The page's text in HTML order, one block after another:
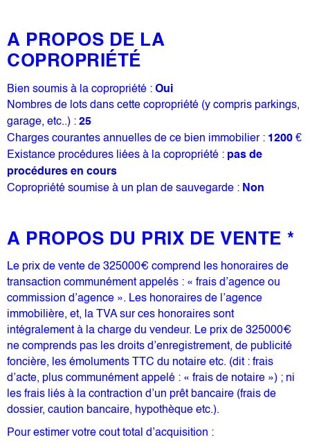
A PROPOS DE LA
COPROPRIÉTÉ
Bien soumis à la copropriété : Oui
Nombres de lots dans cette copropriété (y compris parkings,
garage, etc..) : 25
Charges courantes annuelles de ce bien immobilier : 1200 €
Existance procédures liées à la copropriété : pas de
procédures en cours
Copropriété soumise à un plan de sauvegarde : Non
A PROPOS DU PRIX DE VENTE *
Le prix de vente de 325000€ comprend les honoraires de
transaction communément appelés : « frais d’agence ou
commission d’agence ». Les honoraires de l’agence
immobilière, et, la TVA sur ces honoraires sont
intégralement à la charge du vendeur. Le prix de 325000€
ne comprends pas les droits d’enregistrement, de publicité
foncière, les émoluments TTC du notaire etc. (dit : frais
d’acte, plus communément appelé : « frais de notaire ») ; ni
les frais liés à la contraction d’un prêt bancaire (frais de
dossier, caution bancaire, hypothèque etc.).
Pour estimer votre cout total d’acquisition :